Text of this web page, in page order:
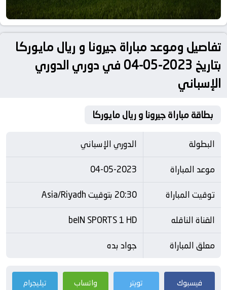
تفاصيل وموعد مباراة جيرونا و ريال مايوركا
بتاريخ 2023-05-04 في دوري الدوري
الإسباني
بطاقة مباراة جيرونا و ريال مايوركا
البطولة
الدوري الإسباني
موعد المباراة
04-05-2023
توقيت المباراة
20:30 بتوقيت Asia/Riyadh
القناة الناقله
beIN SPORTS 1 HD
معلق المباراة
جواد بده
فيسبوك تويتر واتساب تيليجرام